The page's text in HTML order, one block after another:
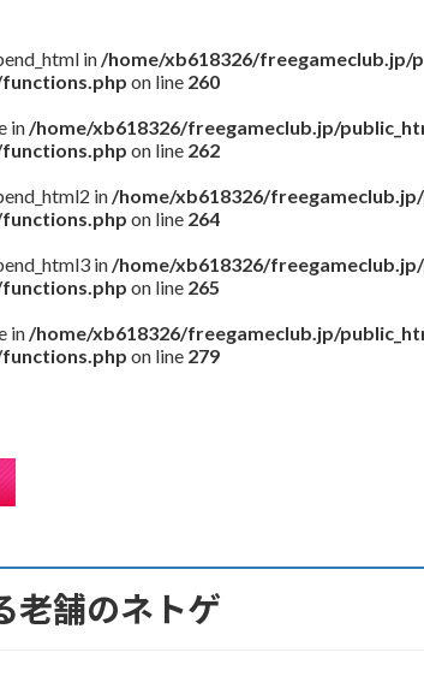
in/home/xb618326/freegameclub.jp/
on line 260
in/home/xb618326/freegameclub.jp/
on line 262
in/home/xb618326/
on line 264
in/home/xb618326/
on line 265
in/home/xb618326/freegameclub.jp/
on line 279
老舗のネトゲ